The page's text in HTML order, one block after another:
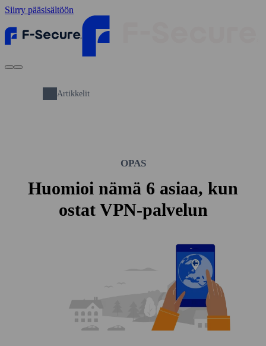
Siirry pääsisältöön
Artikkelit
OPAS
Huomioi nämä 6 asiaa, kun
ostat VPN-palvelun